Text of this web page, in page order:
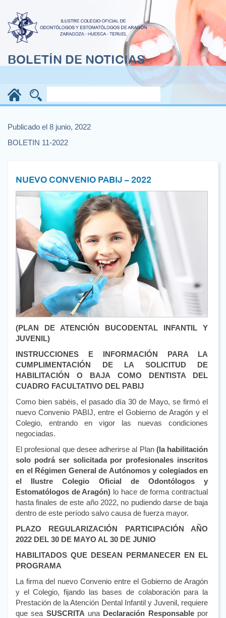
BOLETÍN DE NOTICIAS
Publicado el 8 junio, 2022
BOLETIN 11-2022
NUEVO CONVENIO PABIJ – 2022
(PLAN DE ATENCIÓN BUCODENTAL INFANTIL Y
JUVENIL)
INSTRUCCIONES E INFORMACIÓN PARA LA
CUMPLIMENTACIÓN DE LA SOLICITUD DE
HABILITACIÓN O BAJA COMO DENTISTA DEL
CUADRO FACULTATIVO DEL PABIJ
Como bien sabéis, el pasado día 30 de Mayo, se firmó el
nuevo Convenio PABIJ, entre el Gobierno de Aragón y el
Colegio, entrando en vigor las nuevas condiciones
negociadas.
El profesional que desee adherirse al Plan (la habilitación
solo podrá ser solicitada por profesionales inscritos
en el Régimen General de Autónomos y colegiados en
el Ilustre Colegio Oficial de Odontólogos y
Estomatólogos de Aragón) lo hace de forma contractual
hasta finales de este año 2022, no pudiendo darse de baja
dentro de este período salvo causa de fuerza mayor.
PLAZO REGULARIZACIÓN PARTICIPACIÓN AÑO
2022 DEL 30 DE MAYO AL 30 DE JUNIO
HABILITADOS QUE DESEAN PERMANECER EN EL
PROGRAMA
La firma del nuevo Convenio entre el Gobierno de Aragón
y el Colegio, fijando las bases de colaboración para la
Prestación de la Atención Dental Infantil y Juvenil, requiere
que sea SUSCRITA una Declaración Responsablepor